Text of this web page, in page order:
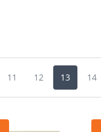
11 12 13 14